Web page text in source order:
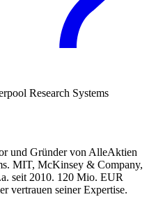
Research Systems
und Gründer von AlleAktien
MIT, McKinsey & Company,
seit 2010. 120 Mio. EUR
vertrauen seiner Expertise.